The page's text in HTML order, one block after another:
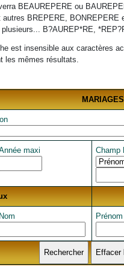
BEAUREPERE ou
BREPERE, BONREPERE
B?AUREP*RE,
est insensible aux caractères
les mêmes résultats.
MARIAGES
maxi Champ
Nom Prénom